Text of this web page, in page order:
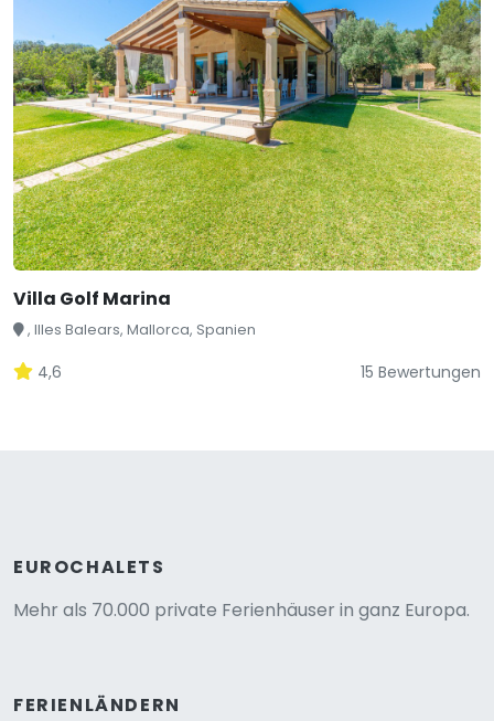
Villa Golf Marina
, Illes Balears, Mallorca, Spanien
4,6 15 Bewertungen
EUROCHALETS
Mehr als 70.000 private Ferienhäuser in ganz Europa.
FERIENLÄNDERN